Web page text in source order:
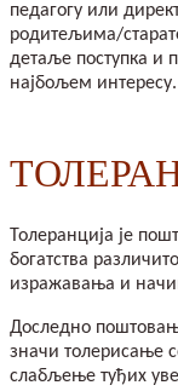
педагогу или
родитељима/
детаље поступка и
најбољем интересу.
Толеранција је
богатства
изражавања и
Доследно
значи толерисање
слабљење туђих